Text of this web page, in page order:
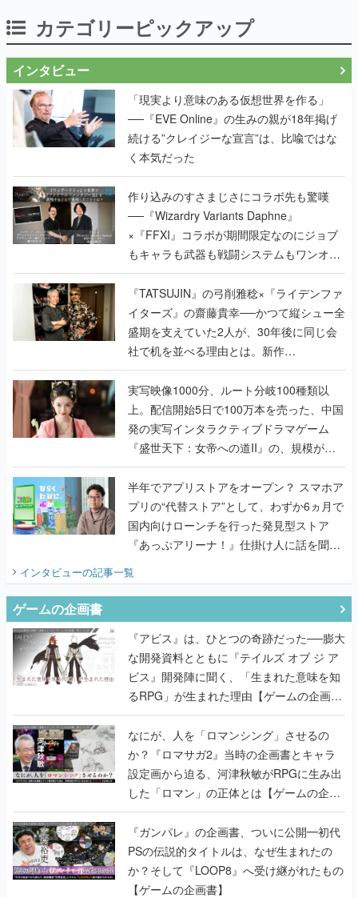
カテゴリーピックアップ
インタビュー
「現実より意味のある仮想世界を作る」
──『EVE Online』の生みの親が18年掲げ
続ける”クレイジーな宣言”は、比喩ではな
く本気だった
作り込みのすさまじさにコラボ先も驚嘆
──『Wizardry Variants Daphne』
×『FFXI』コラボが期間限定なのにジョブ
もキャラも武器も戦闘システムもワンオフ
で作り込まれた理由を両ディレクターに聞
く
『TATSUJIN』の弓削雅稔×『ライデンファ
イターズ』の齋藤貴幸──かつて縦シュー全
盛期を支えていた2人が、30年後に同じ会
社で机を並べる理由とは。新作
『TATSUJIN EXTREME』で初タッグを組
んだレジェンド2人に訊く開発秘話
実写映像1000分、ルート分岐100種類以
上。配信開始5日で100万本を売った、中国
発の実写インタラクティブドラマゲーム
『盛世天下：女帝への道II』の、規模が違
うこだわりをプロデューサーに聞いた
半年でアプリストアをオープン？ スマホア
プリの“代替ストア”として、わずか6ヵ月で
国内向けローンチを行った発見型ストア
『あっぷアリーナ！』仕掛け人に話を聞い
インタビューの記事一覧
ゲームの企画書
『アビス』は、ひとつの奇跡だった──膨大
な開発資料とともに『テイルズ オブ ジ ア
ビス』開発陣に聞く、「生まれた意味を知
るRPG」が生まれた理由【ゲームの企画
書】
なにが、人を「ロマンシング」させるの
か？『ロマサガ2』当時の企画書とキャラ
設定画から迫る、河津秋敏がRPGに生み出
した「ロマン」の正体とは【ゲームの企画
書】
『ガンパレ』の企画書、ついに公開━初代
PSの伝説的タイトルは、なぜ生まれたの
か？そして『LOOP8』へ受け継がれたもの
【ゲームの企画書】